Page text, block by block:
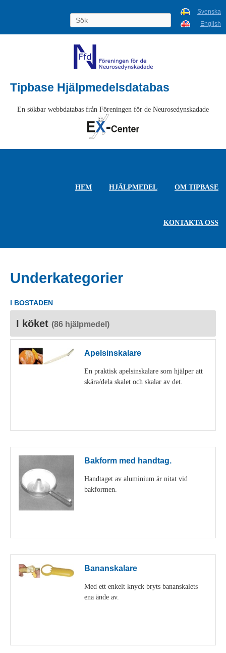
Svenska
English
Tipbase Hjälpmedelsdatabas
En sökbar webbdatabas från Föreningen för de Neurosedynskadade
HEM HJÄLPMEDEL OM TIPBASE
KONTAKTA OSS
Underkategorier
I BOSTADEN
I köket (86 hjälpmedel)
Apelsinskalare
En praktisk apelsinskalare som hjälper att
skära/dela skalet och skalar av det.
Bakform med handtag.
Handtaget av aluminium är nitat vid
bakformen.
Bananskalare
Med ett enkelt knyck bryts bananskalets
ena ände av.